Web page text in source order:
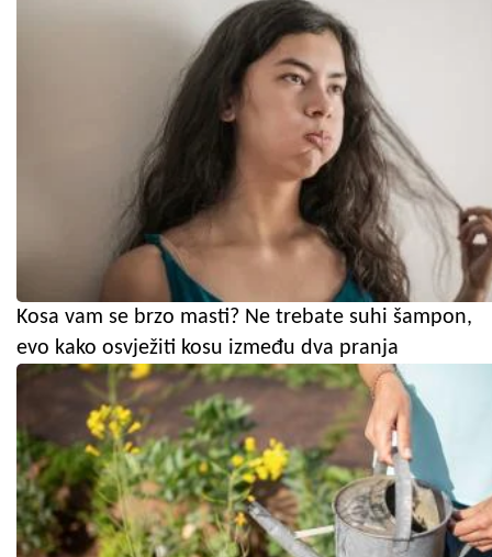
Kosa vam se brzo masti? Ne trebate suhi šampon,
evo kako osvježiti kosu između dva pranja